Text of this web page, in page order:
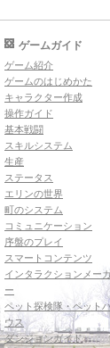
ゲームガイド
ゲーム紹介
ゲームのはじめかた
キャラクター作成
操作ガイド
基本戦闘
スキルシステム
生産
ステータス
エリンの世界
町のシステム
コミュニケーション
序盤のプレイ
スマートコンテンツ
インタラクションメーカ
ー
ペット探検隊・ペット
ウス
ダンジョンガイド